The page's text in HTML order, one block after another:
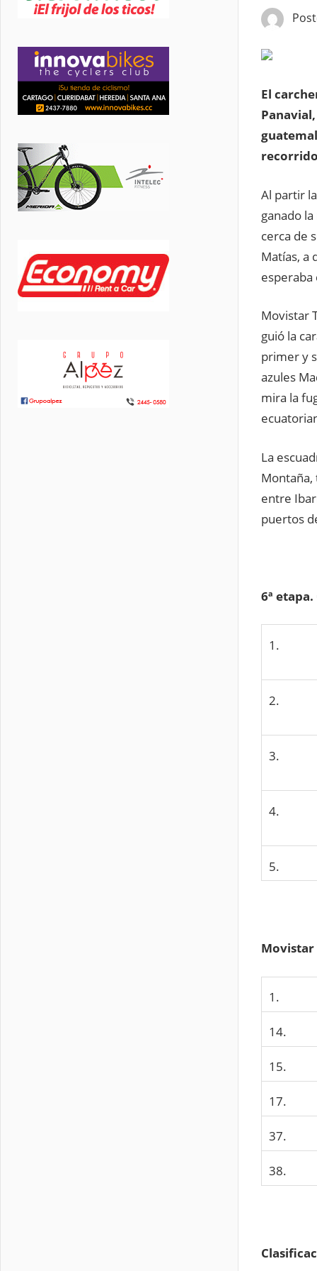
El
Al partir
ganado
cerca de
Matías, a
Movistar
guió la
primer y
azules
mira la
La
Montaña,
entre
puertos
6ª
1.
2.
3.
4.
5.
Movistar
1.
14.
15.
17.
37.
38.